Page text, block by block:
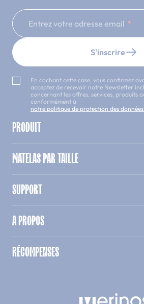
Entrez votre adresse email
S'inscrire
En cochant cette case, vous confirmez
acceptez de recevoir notre Newsletter
concernant les offres, services, produits
conformément à
notre politique de protection des
PRODUIT
MATELAS PAR TAILLE
SUPPORT
A PROPOS
RÉCOMPENSES